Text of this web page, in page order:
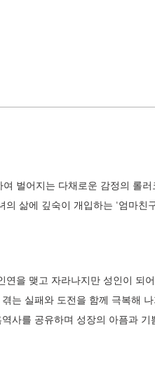
벌어지는 다채로운 감정의 롤러
삶에 깊숙이 개입하는 '엄마친
을 맺고 자라나지만 성인이 되
는 실패와 도전을 함께 극복해
사를 공유하며 성장의 아픔과 기